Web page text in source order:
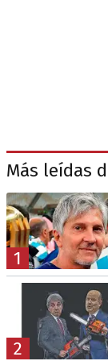
Más leídas
1
2